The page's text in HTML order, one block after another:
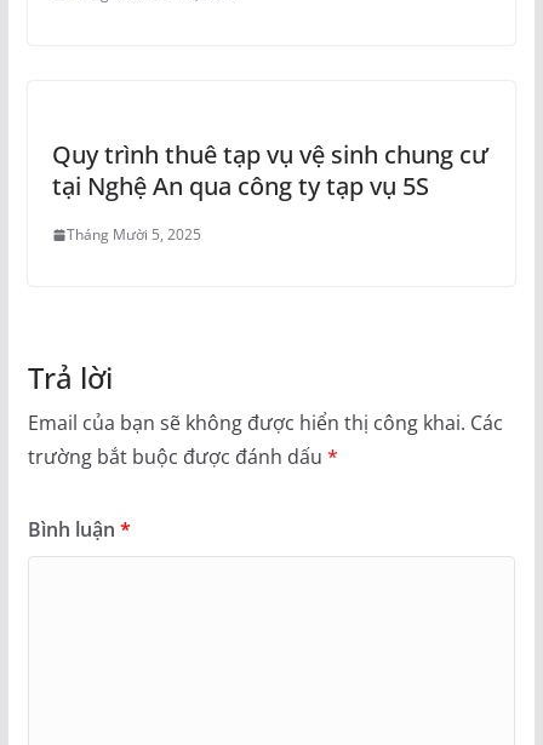
Quy trình thuê tạp vụ vệ sinh chung cư
tại Nghệ An qua công ty tạp vụ 5S
Tháng Mười 5, 2025
Trả lời
Email của bạn sẽ không được hiển thị công khai. Các
trường bắt buộc được đánh dấu *
Bình luận *